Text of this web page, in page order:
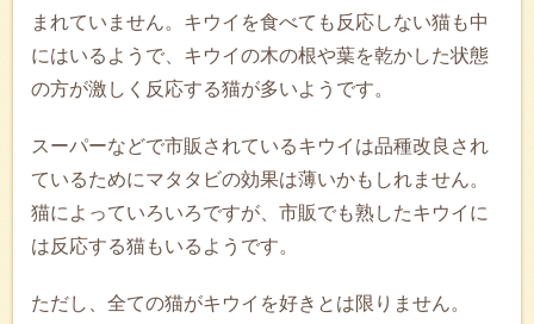
まれていません。キウイを食べても反応しない猫も中
にはいるようで、キウイの木の根や葉を乾かした状態
の方が激しく反応する猫が多いようです。
スーパーなどで市販されているキウイは品種改良され
ているためにマタタビの効果は薄いかもしれません。
猫によっていろいろですが、市販でも熟したキウイに
は反応する猫もいるようです。
ただし、全ての猫がキウイを好きとは限りません。